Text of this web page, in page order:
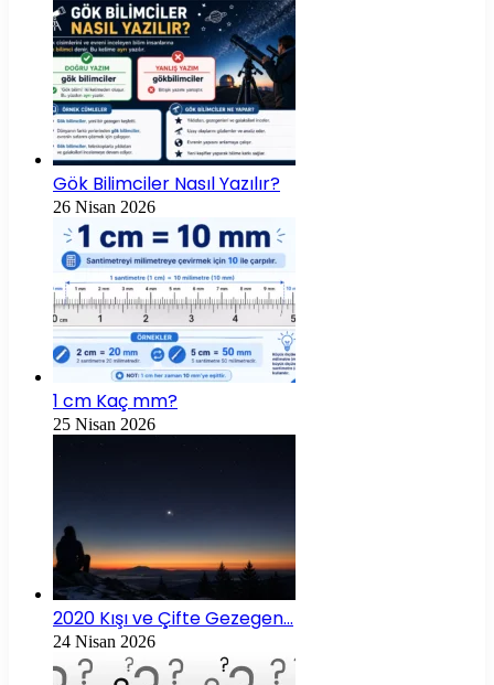
Gök Bilimciler Nasıl Yazılır?
26 Nisan 2026
1 cm Kaç mm?
25 Nisan 2026
2020 Kışı ve Çifte Gezegen…
24 Nisan 2026